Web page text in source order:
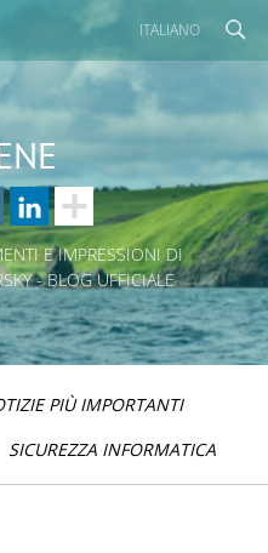
ITALIANO
E IMPRESSIONI DI
- BLOG UFFICIALE
PIÙ IMPORTANTI
SICUREZZA INFORMATICA